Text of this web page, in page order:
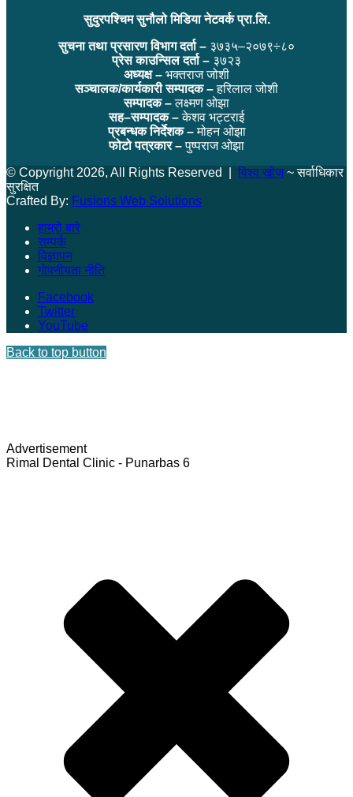
सुदुरपश्चिम सुनौलो मिडिया नेटवर्क प्रा.लि.
सुचना तथा प्रसारण विभाग दर्ता – ३७३५–२०७९÷८०
प्रेस काउन्सिल दर्ता – ३७२३
अध्यक्ष – भक्तराज जोशी
सञ्चालक/कार्यकारी सम्पादक –हरिलाल जोशी
सम्पादक –लक्ष्मण ओझा
सह–सम्पादक –केशव भट्टराई
प्रबन्धक निर्देशक –मोहन ओझा
फोटो पत्रकार –पुष्पराज ओझा
© Copyright 2026, All Rights Reserved | विश्व खोज~ सर्वाधिकार
सुरक्षित
Crafted By: Fusions Web Solutions
हाम्रो बारे
सम्पर्क
विज्ञापन
गोपनीयता नीति
Facebook
Twitter
YouTube
Back to top button
Advertisement
Rimal Dental Clinic - Punarbas 6